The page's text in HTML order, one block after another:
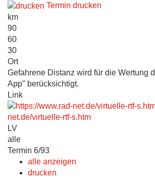
Termin drucken
km
90
60
30
Ort
Gefahrene Distanz wird für die Wertung
App" berücksichtigt.
Link
net.de/virtuelle-rtf-s.htm
LV
alle
Termin 6/93
alle anzeigen
drucken